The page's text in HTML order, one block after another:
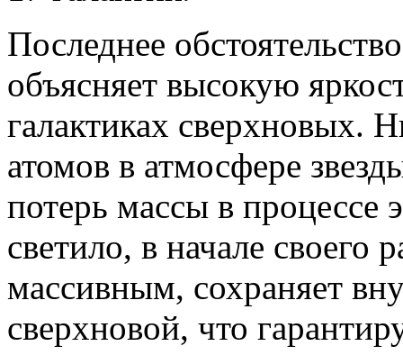
Последнее
объясняет высокую
галактиках сверхновых.
атомов в атмосфере
потерь массы в процессе
светило, в начале своего
массивным, сохраняет
сверхновой, что